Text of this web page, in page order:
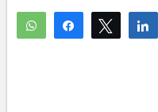
WhatsAppCompartirTwittear